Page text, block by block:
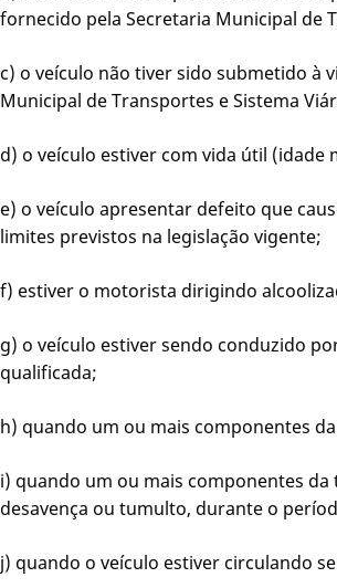
fornecido pela Secretaria Municipal de
c) o veículo não tiver sido submetido à
Municipal de Transportes e Sistema
d) o veículo estiver com vida útil (idade
e) o veículo apresentar defeito que
limites previstos na legislação vigente;
f) estiver o motorista dirigindo
g) o veículo estiver sendo conduzido
qualificada;
h) quando um ou mais componentes
i) quando um ou mais componentes
desavença ou tumulto, durante o
j) quando o veículo estiver circulando